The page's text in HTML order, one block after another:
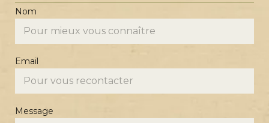
Nom
Email
Message